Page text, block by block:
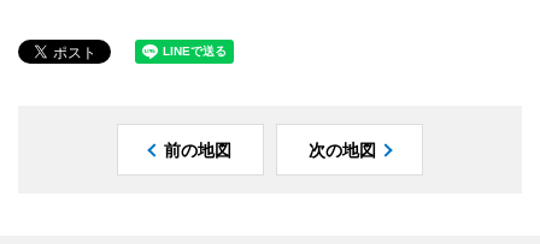
前の地図 次の地図